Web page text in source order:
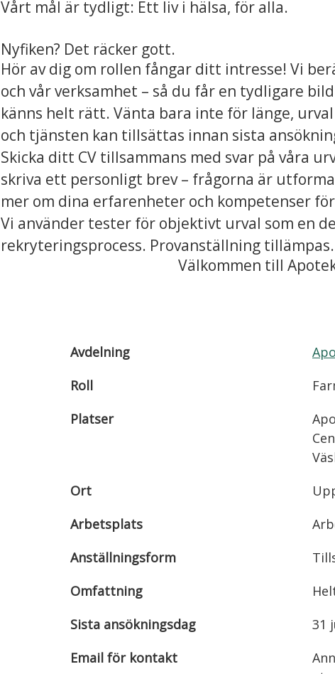
Vårt mål är tydligt: Ett liv i hälsa, för alla.
Nyfiken? Det räcker gott.
Hör av dig om rollen fångar ditt intresse! Vi
och vår verksamhet – så du får en tydligare
känns helt rätt. Vänta bara inte för länge,
och tjänsten kan tillsättas innan sista
Skicka ditt CV tillsammans med svar på våra
skriva ett personligt brev – frågorna är
mer om dina erfarenheter och kompetenser
Vi använder tester för objektivt urval som en
rekryteringsprocess. Provanställning tillämpas.
Välkommen till
Avdelning
Roll
Platser
Ort
Arbetsplats
Anställningsform
Omfattning
Sista ansökningsdag
31
Email för kontakt